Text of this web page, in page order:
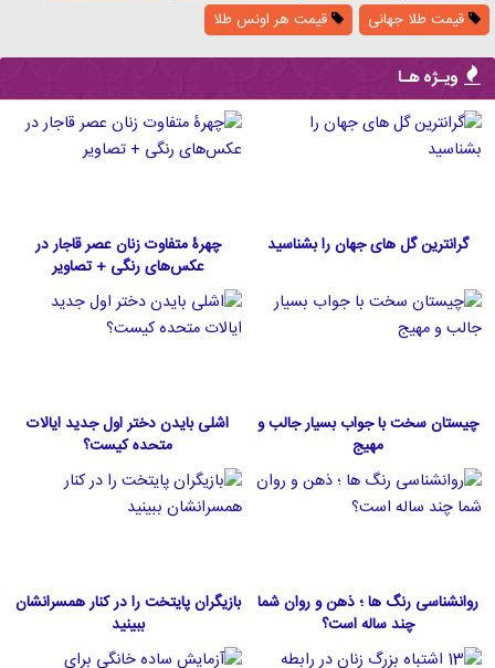
قیمت طلا جهانی
قیمت هر اونس طلا
ویـژه هـا
گرانترین گل های جهان را بشناسید
چهرۀ متفاوت زنان عصر قاجار در
عکس‌های رنگی + تصاویر
چیستان سخت با جواب بسیار جالب و
مهیج
اشلی بایدن دختر اول جدید ایالات
متحده كيست؟
روانشناسی رنگ ها ؛ ذهن و روان شما
چند ساله است؟
بازیگران پایتخت را در کنار همسرانشان
ببینید